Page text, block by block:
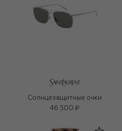
Солнцезащитные очки
46 500 ₽